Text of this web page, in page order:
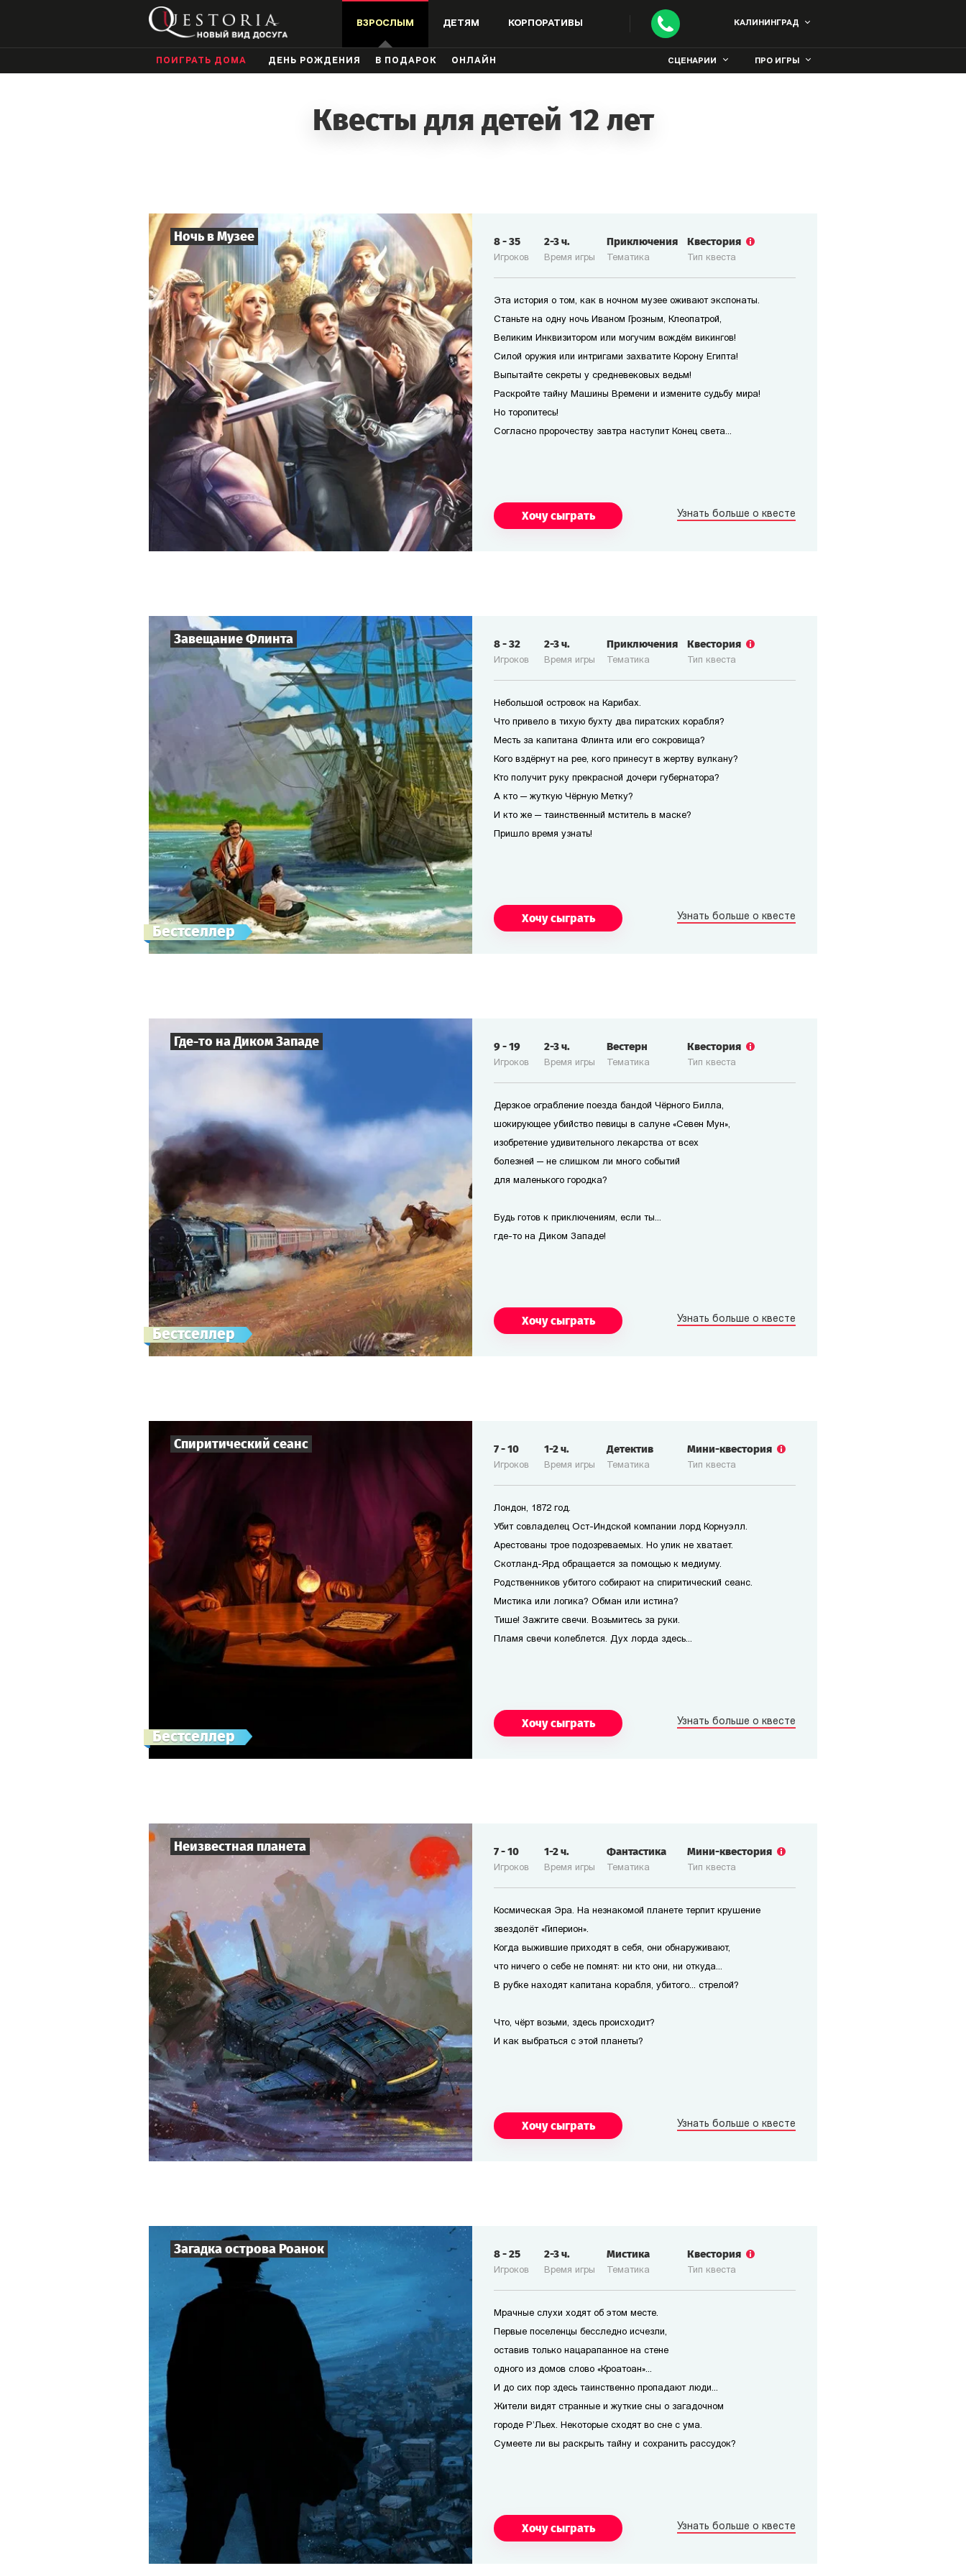
ВЗРОСЛЫМ ДЕТЯМ КОРПОРАТИВЫ КАЛИНИНГРАД
ПОИГРАТЬ ДОМА ДЕНЬ РОЖДЕНИЯ В ПОДАРОК ОНЛАЙН СЦЕНАРИИ ПРО ИГРЫ
Квесты для детей 12 лет
Ночь в Музее
Игроков
8-35
Время игры
2-3ч.
Тематика
Приключения
Тип квеста
Квестория
Эта история о том, как в ночном музее оживают экспонаты.
Станьте на одну ночь Иваном Грозным, Клеопатрой,
Великим Инквизитором или могучим вождём викингов!
Силой оружия или интригами захватите Корону Египта!
Выпытайте секреты у средневековых ведьм!
Раскройте тайну Машины Времени и измените судьбу мира!
Но торопитесь!
Согласно пророчеству завтра наступит Конец света...
Хочу сыграть Узнать больше о квесте
Завещание Флинта
Бестселлер
Игроков
8-32
Время игры
2-3ч.
Тематика
Приключения
Тип квеста
Квестория
Небольшой островок на Карибах.
Что привело в тихую бухту два пиратских корабля?
Месть за капитана Флинта или его сокровища?
Кого вздёрнут на рее, кого принесут в жертву вулкану?
Кто получит руку прекрасной дочери губернатора?
А кто — жуткую Чёрную Метку?
И кто же — таинственный мститель в маске?
Пришло время узнать!
Хочу сыграть Узнать больше о квесте
Где-то на Диком Западе
Бестселлер
Игроков
9-19
Время игры
2-3ч.
Тематика
Вестерн
Тип квеста
Квестория
Дерзкое ограбление поезда бандой Чёрного Билла,
шокирующее убийство певицы в салуне «Севен Мун»,
изобретение удивительного лекарства от всех
болезней — не слишком ли много событий
для маленького городка?
Будь готов к приключениям, если ты...
где-то на Диком Западе!
Хочу сыграть Узнать больше о квесте
Спиритический сеанс
Бестселлер
Игроков
7-10
Время игры
1-2ч.
Тематика
Детектив
Тип квеста
Мини-квестория
Лондон, 1872 год.
Убит совладелец Ост-Индской компании лорд Корнуэлл.
Арестованы трое подозреваемых. Но улик не хватает.
Скотланд-Ярд обращается за помощью к медиуму.
Родственников убитого собирают на спиритический сеанс.
Мистика или логика? Обман или истина?
Тише! Зажгите свечи. Возьмитесь за руки.
Пламя свечи колеблется. Дух лорда здесь...
Хочу сыграть Узнать больше о квесте
Неизвестная планета
Игроков
7-10
Время игры
1-2ч.
Тематика
Фантастика
Тип квеста
Мини-квестория
Космическая Эра. На незнакомой планете терпит крушение
звездолёт «Гиперион».
Когда выжившие приходят в себя, они обнаруживают,
что ничего о себе не помнят: ни кто они, ни откуда...
В рубке находят капитана корабля, убитого... стрелой?
Что, чёрт возьми, здесь происходит?
И как выбраться с этой планеты?
Хочу сыграть Узнать больше о квесте
Загадка острова Роанок
Игроков
8-25
Время игры
2-3ч.
Тематика
Мистика
Тип квеста
Квестория
Мрачные слухи ходят об этом месте.
Первые поселенцы бесследно исчезли,
оставив только нацарапанное на стене
одного из домов слово «Кроатоан»...
И до сих пор здесь таинственно пропадают люди...
Жители видят странные и жуткие сны о загадочном
городе Р’Льех. Некоторые сходят во сне с ума.
Сумеете ли вы раскрыть тайну и сохранить рассудок?
Хочу сыграть Узнать больше о квесте